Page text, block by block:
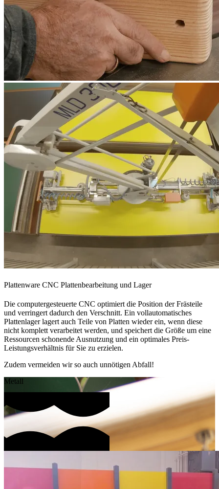
Plattenware CNC Plattenbearbeitung und Lager
Die computergesteuerte CNC optimiert die Position der Frästeile
und verringert dadurch den Verschnitt. Ein vollautomatisches
Plattenlager lagert auch Teile von Platten wieder ein, wenn diese
nicht komplett verarbeitet werden, und speichert die Größe um eine
Ressourcen schonende Ausnutzung und ein optimales Preis-
Leistungsverhältnis für Sie zu erzielen.
Zudem vermeiden wir so auch unnötigen Abfall!
Metall